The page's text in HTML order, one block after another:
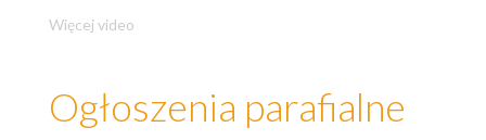
Więcej video
Ogłoszenia parafialne